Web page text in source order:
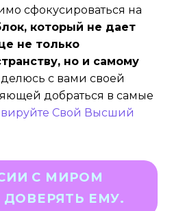
сфокусироваться на
который не дает
не только
но и самому
делюсь с вами своей
добраться в самые
Свой Высший
С МИРОМ
ЕМУ.